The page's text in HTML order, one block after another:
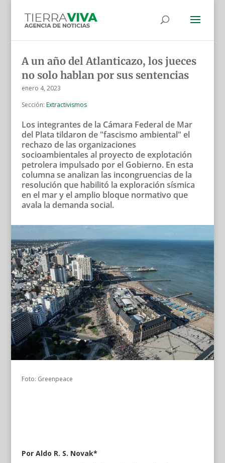
A un año del Atlanticazo, los jueces
no solo hablan por sus sentencias
enero 4, 2023
Sección: Extractivismos
Los integrantes de la Cámara Federal de Mar
del Plata tildaron de "fascismo ambiental" el
rechazo de las organizaciones
socioambientales al proyecto de explotación
petrolera impulsado por el Gobierno. En esta
columna se analizan las incongruencias de la
resolución que habilitó la exploración sísmica
en el mar y el amplio bloque normativo que
avala la demanda social.
Foto: Greenpeace
Por Aldo R. S. Novak*